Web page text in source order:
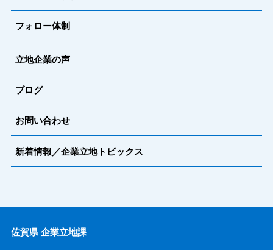
フォロー体制
立地企業の声
ブログ
お問い合わせ
新着情報／企業立地トピックス
佐賀県 企業立地課